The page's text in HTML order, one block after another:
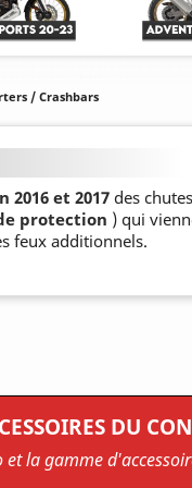
/ Crashbars
2016 et 2017 des
protection ) qui
feux additionnels.
DU
la gamme